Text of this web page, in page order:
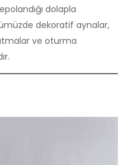
dolapla
dekoratif aynalar,
ve oturma